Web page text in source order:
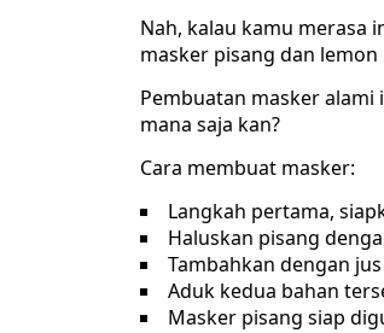
Nah, kalau kamu merasa
masker pisang dan
Pembuatan masker
mana saja kan?
Cara membuat masker:
Langkah pertama,
Haluskan pisang
Tambahkan dengan
Aduk kedua bahan
Masker pisang siap